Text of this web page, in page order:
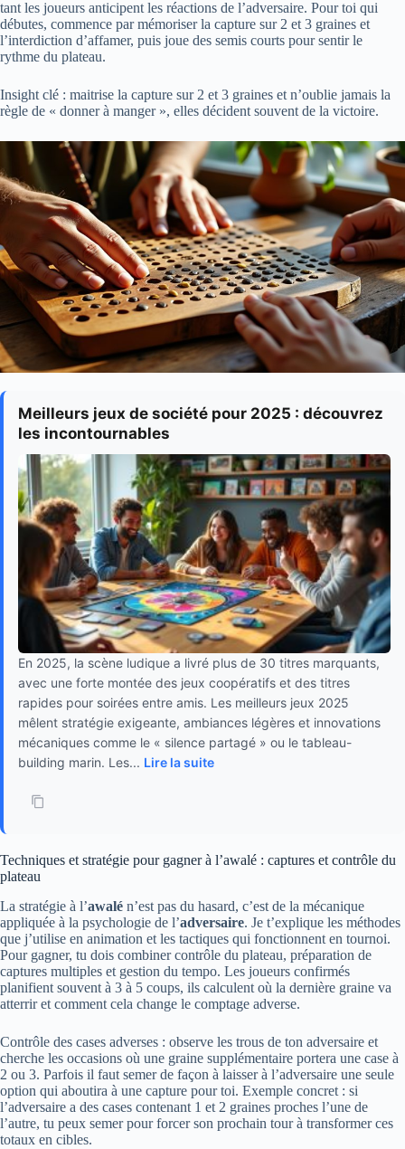
tant les joueurs anticipent les réactions de l’adversaire. Pour toi qui
débutes, commence par mémoriser la capture sur 2 et 3 graines et
l’interdiction d’affamer, puis joue des semis courts pour sentir le
rythme du plateau.
Insight clé : maitrise la capture sur 2 et 3 graines et n’oublie jamais la
règle de « donner à manger », elles décident souvent de la victoire.
Meilleurs jeux de société pour 2025 : découvrez
les incontournables
En 2025, la scène ludique a livré plus de 30 titres marquants,
avec une forte montée des jeux coopératifs et des titres
rapides pour soirées entre amis. Les meilleurs jeux 2025
mêlent stratégie exigeante, ambiances légères et innovations
mécaniques comme le « silence partagé » ou le tableau-
building marin. Les... Lire la suite
Techniques et stratégie pour gagner à l’awalé : captures et contrôle du
plateau
La stratégie à l’awalé n’est pas du hasard, c’est de la mécanique
appliquée à la psychologie de l’adversaire. Je t’explique les méthodes
que j’utilise en animation et les tactiques qui fonctionnent en tournoi.
Pour gagner, tu dois combiner contrôle du plateau, préparation de
captures multiples et gestion du tempo. Les joueurs confirmés
planifient souvent à 3 à 5 coups, ils calculent où la dernière graine va
atterrir et comment cela change le comptage adverse.
Contrôle des cases adverses : observe les trous de ton adversaire et
cherche les occasions où une graine supplémentaire portera une case à
2 ou 3. Parfois il faut semer de façon à laisser à l’adversaire une seule
option qui aboutira à une capture pour toi. Exemple concret : si
l’adversaire a des cases contenant 1 et 2 graines proches l’une de
l’autre, tu peux semer pour forcer son prochain tour à transformer ces
totaux en cibles.